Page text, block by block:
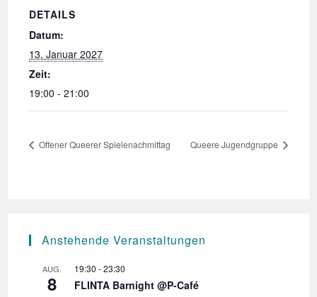
DETAILS
Datum:
13. Januar 2027
Zeit:
19:00 - 21:00
Offener Queerer Spielenachmittag Queere Jugendgruppe
Anstehende Veranstaltungen
AUG.
8
19:30 -23:30
FLINTA Barnight @P-Café